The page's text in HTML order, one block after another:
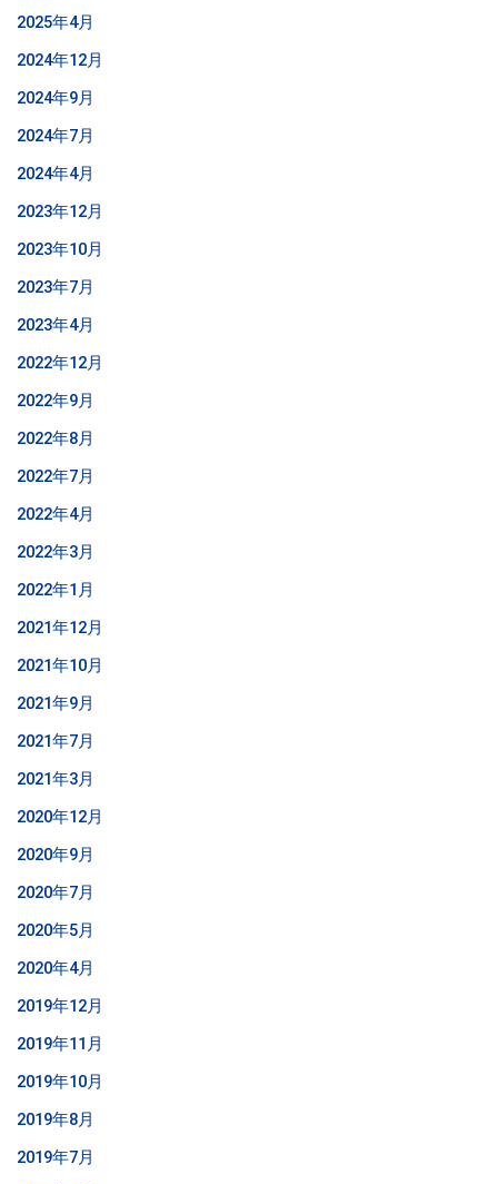
2025年4月
2024年12月
2024年9月
2024年7月
2024年4月
2023年12月
2023年10月
2023年7月
2023年4月
2022年12月
2022年9月
2022年8月
2022年7月
2022年4月
2022年3月
2022年1月
2021年12月
2021年10月
2021年9月
2021年7月
2021年3月
2020年12月
2020年9月
2020年7月
2020年5月
2020年4月
2019年12月
2019年11月
2019年10月
2019年8月
2019年7月